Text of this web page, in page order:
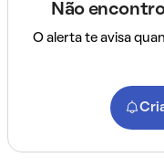
Não
O alerta te avisa